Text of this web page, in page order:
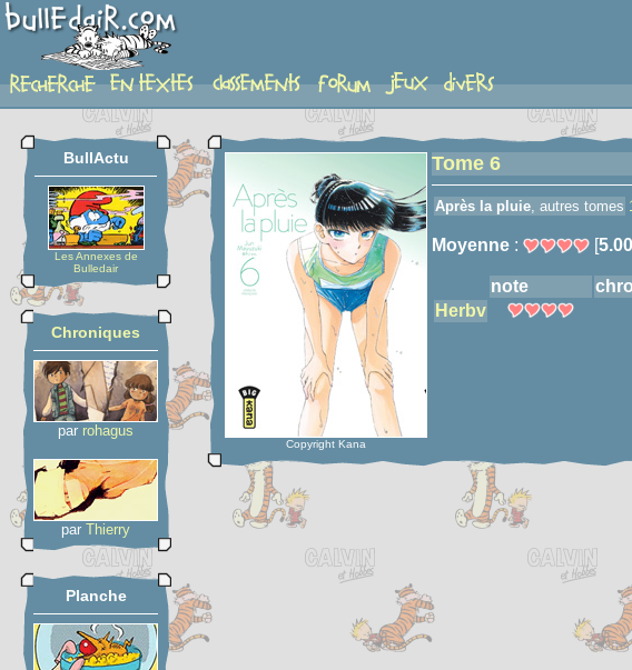
detail-etoiles
BullActu
Les Annexes de
Bulledair
Chroniques
par rohagus
par Thierry
Planche
Copyright Kana
Tome 6
Après la pluie, autres tomes
Moyenne : [
note
Herbv